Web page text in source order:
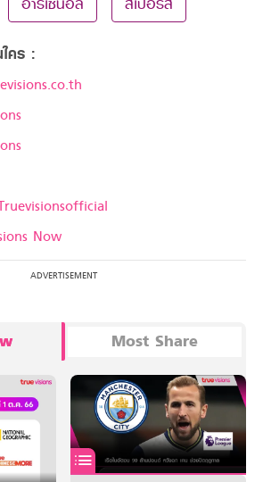
คร :
Now
Most Share